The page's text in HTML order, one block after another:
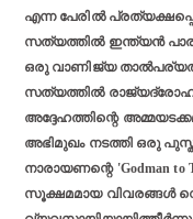
എന്ന പേരില്‍
സത്യത്തില്‍ ഇന്ത്യന്‍
ഒരു വാണിജ്യ
സത്യത്തില്‍
അദ്ദേഹത്തിന്റെ
അഭിമുഖം നടത്തി ഒരു
നാരായണന്റെ 'Godman to
സൂക്ഷമമായ വിവരങ്ങള്‍